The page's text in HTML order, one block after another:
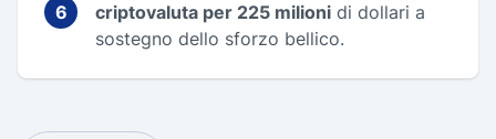
criptovaluta per 225 milioni di dollari a
sostegno dello sforzo bellico.